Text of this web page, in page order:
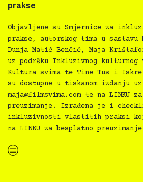
prakse
Objavljene su Smjernice za
prakse, autorskog tima u sastavu
Dunja Matić Benčić, Maja
uz podršku Inkluzivnog kulturnog
Kultura svima te Tine Tus i Iskre
su dostupne u tiskanom izdanju
maja@filmsvima.comte na LINKU
preuzimanje. Izrađena je i
inkluzivnosti vlastitih praksi
na LINKU za besplatno
“Kultura svima — Smjernice za inkluzivne kulturne prakse”